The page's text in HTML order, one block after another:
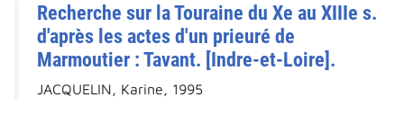
Recherche sur la Touraine du Xe au XIIIe s.
d'après les actes d'un prieuré de
Marmoutier : Tavant. [Indre-et-Loire].
JACQUELIN, Karine, 1995